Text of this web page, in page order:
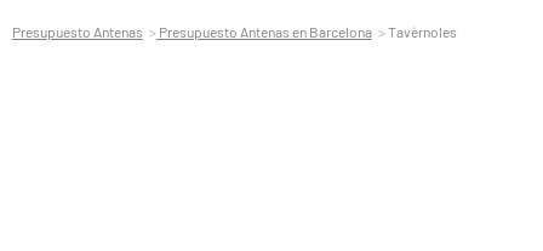
Presupuesto Antenas Presupuesto Antenas en Barcelona Tavèrnoles